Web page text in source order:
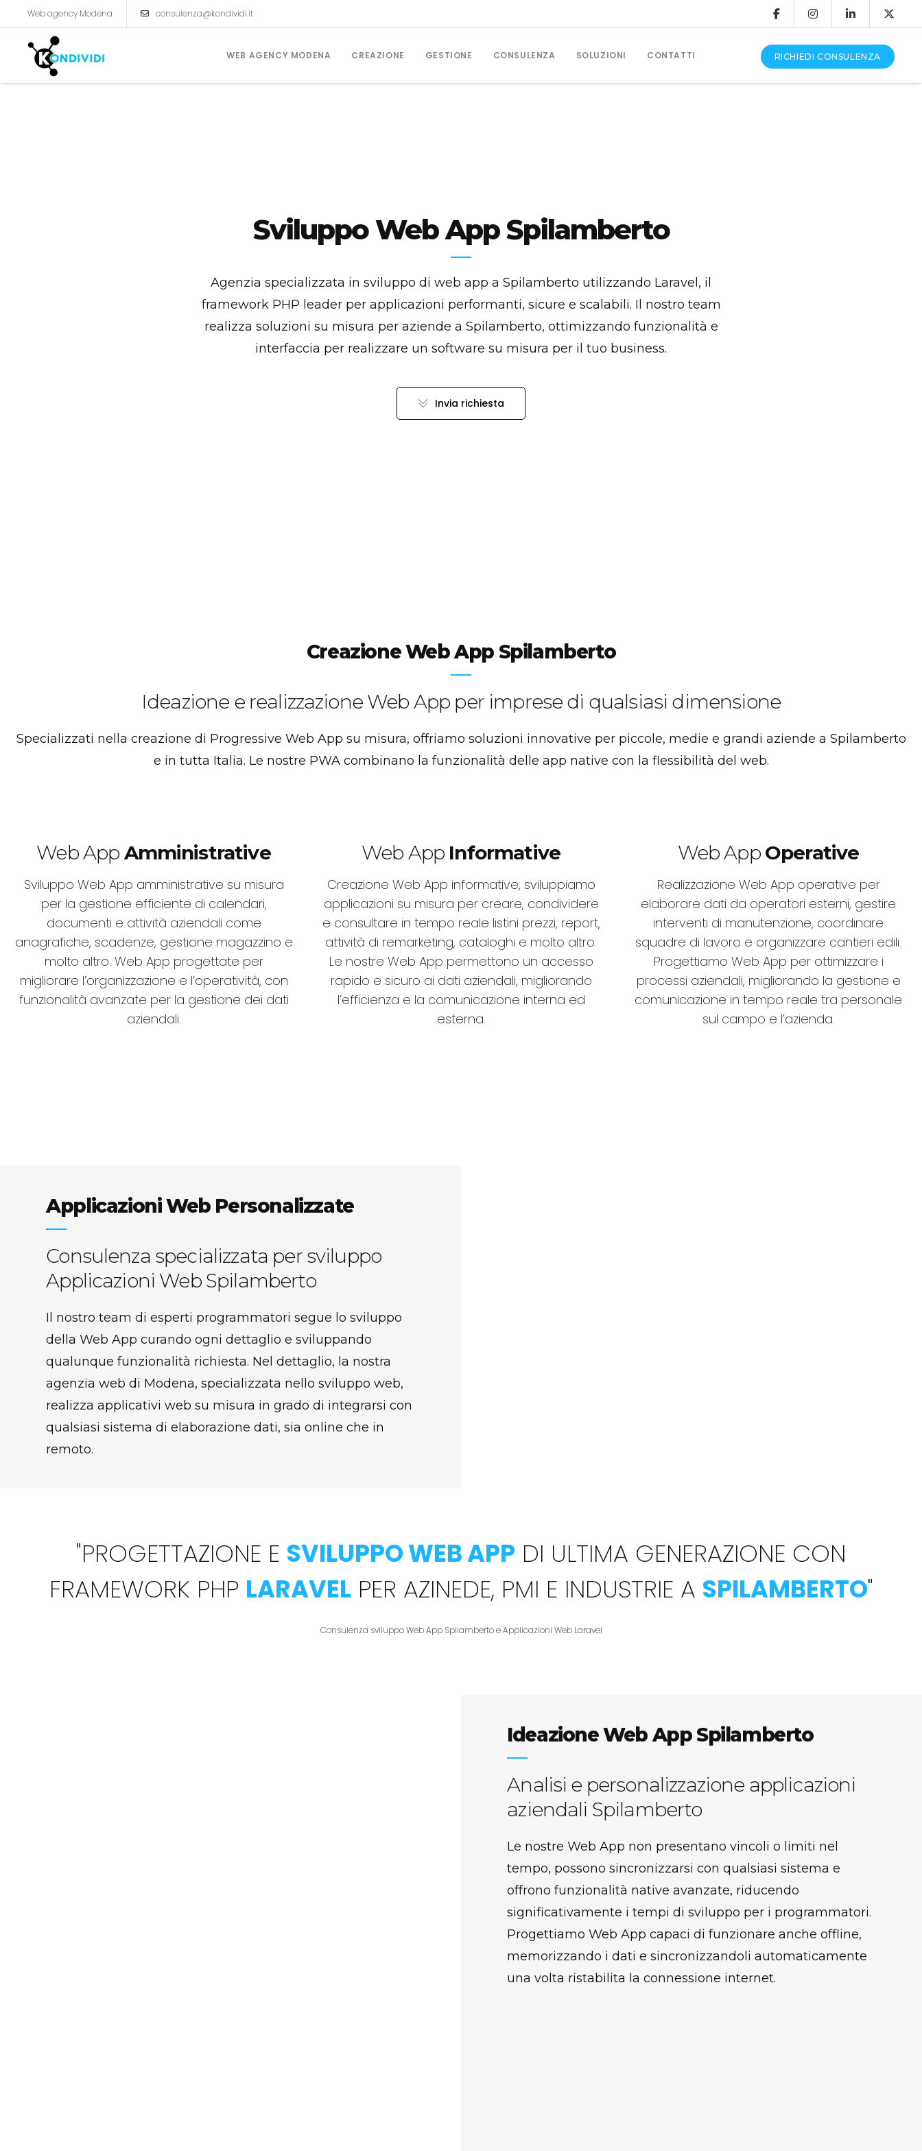
Web agency Modena consulenza@kondividi.it
WEB AGENCY MODENA CREAZIONE GESTIONE CONSULENZA SOLUZIONI
Campagne Google Ads
Social Media Marketing
Assistenza Siti Web
CONTATTI RICHIEDI CONSULENZA
Sviluppo Web App Spilamberto
Agenzia specializzata in sviluppo di web app a Spilamberto utilizzando Laravel, il
framework PHP leader per applicazioni performanti, sicure e scalabili. Il nostro team
realizza soluzioni su misura per aziende a Spilamberto, ottimizzando funzionalità e
interfaccia per realizzare un software su misura per il tuo business.
Invia richiesta
Creazione Web App Spilamberto
Ideazione e realizzazione Web App per imprese di qualsiasi dimensione
Specializzati nella creazione di Progressive Web App su misura, offriamo soluzioni innovative per piccole, medie e grandi aziende a Spilamberto
e in tutta Italia. Le nostre PWA combinano la funzionalità delle app native con la flessibilità del web.
Web App Amministrative
Sviluppo Web App amministrative su misura
per la gestione efficiente di calendari,
documenti e attività aziendali come
anagrafiche, scadenze, gestione magazzino e
molto altro. Web App progettate per
migliorare l’organizzazione e l’operatività, con
funzionalità avanzate per la gestione dei dati
aziendali.
Web App Informative
Creazione Web App informative, sviluppiamo
applicazioni su misura per creare, condividere
e consultare in tempo reale listini prezzi, report,
attività di remarketing, cataloghi e molto altro.
Le nostre Web App permettono un accesso
rapido e sicuro ai dati aziendali, migliorando
l’efficienza e la comunicazione interna ed
esterna.
Web App Operative
Realizzazione Web App operative per
elaborare dati da operatori esterni, gestire
interventi di manutenzione, coordinare
squadre di lavoro e organizzare cantieri edili.
Progettiamo Web App per ottimizzare i
processi aziendali, migliorando la gestione e
comunicazione in tempo reale tra personale
sul campo e l’azienda.
Applicazioni Web Personalizzate
Consulenza specializzata per sviluppo
Applicazioni Web Spilamberto
Il nostro team di esperti programmatori segue lo sviluppo
della Web App curando ogni dettaglio e sviluppando
qualunque funzionalità richiesta. Nel dettaglio, la nostra
agenzia web di Modena, specializzata nello sviluppo web,
realizza applicativi web su misura in grado di integrarsi con
qualsiasi sistema di elaborazione dati, sia online che in
remoto.
"PROGETTAZIONE E SVILUPPO WEB APP DI ULTIMA GENERAZIONE CON
FRAMEWORK PHP LARAVEL PER AZINEDE, PMI E INDUSTRIE A SPILAMBERTO"
Consulenza sviluppo Web App Spilamberto e Applicazioni Web Laravel
Ideazione Web App Spilamberto
Analisi e personalizzazione applicazioni
aziendali Spilamberto
Le nostre Web App non presentano vincoli o limiti nel
tempo, possono sincronizzarsi con qualsiasi sistema e
offrono funzionalità native avanzate, riducendo
significativamente i tempi di sviluppo per i programmatori.
Progettiamo Web App capaci di funzionare anche offline,
memorizzando i dati e sincronizzandoli automaticamente
una volta ristabilita la connessione internet.